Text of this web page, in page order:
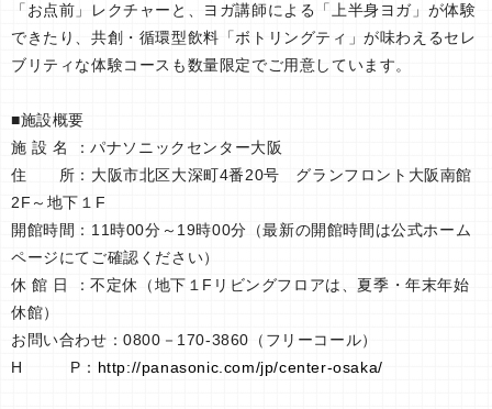
「お点前」レクチャーと、ヨガ講師による「上半身ヨガ」が体験
できたり、共創・循環型飲料「ボトリングティ」が味わえるセレ
ブリティな体験コースも数量限定でご用意しています。
■施設概要
施 設 名 ：パナソニックセンター大阪
住 所：大阪市北区大深町4番20号 グランフロント大阪南館
2F～地下１F
開館時間：11時00分～19時00分（最新の開館時間は公式ホーム
ページにてご確認ください）
休 館 日 ：不定休（地下１Fリビングフロアは、夏季・年末年始
休館）
お問い合わせ：0800－170-3860（フリーコール）
H P： http://panasonic.com/jp/center-osaka/